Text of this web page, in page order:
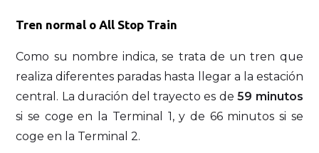
Tren normal o All Stop Train
Como su nombre indica, se trata de un tren que
realiza diferentes paradas hasta llegar a la estación
central. La duración del trayecto es de59 minutos
si se coge en la Terminal 1, y de 66 minutos si se
coge en la Terminal 2.